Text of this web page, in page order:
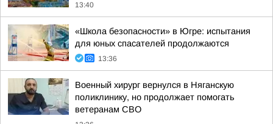
13:40
«Школа безопасности» в Югре: испытания
для юных спасателей продолжаются
13:36
Военный хирург вернулся в Няганскую
поликлинику, но продолжает помогать
ветеранам СВО